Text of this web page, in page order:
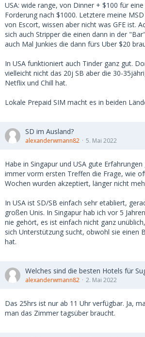
USA: wide range, von Dinner + $100 für
Forderung nach $1000. Letztere meine
von Escort, wissen aber nicht was GFE ist.
sich auch Stripper die einen dann in der
auch Mal Junkies die dann fürs Uber $20
In USA funktioniert auch Tinder ganz gut.
vielleicht nicht das 20j SB aber die 30-
Netflix und Chill hat.
Lokale Prepaid SIM macht es in beiden
SD im Ausland?
alexanderwmann82 5. Mai 2022
Habe in Singapur und USA gute
immer vorm ersten Treffen die Frage, wie
Wochen wurden akzeptiert, länger nicht
In USA ist SD/SB einfach sehr etabliert,
großen Unis. In Singapur hab ich vor 5
nie gehört, es ist einfach nicht ganz
sich Unterstützung sucht, obwohl sie einen
hat.
Welches sind die besten Hotels für
alexanderwmann82 2. Mai 2022
Das 25hrs ist nur ab 11 Uhr verfügbar. Ja,
man das Zimmer tagsüber braucht.